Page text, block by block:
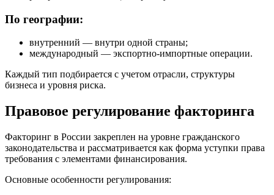
По географии:
внутренний — внутри одной страны;
международный — экспортно-импортные операции.
Каждый тип подбирается с учетом отрасли, структуры
бизнеса и уровня риска.
Правовое регулирование факторинга
Факторинг в России закреплен на уровне гражданского
законодательства и рассматривается как форма уступки права
требования с элементами финансирования.
Основные особенности регулирования: